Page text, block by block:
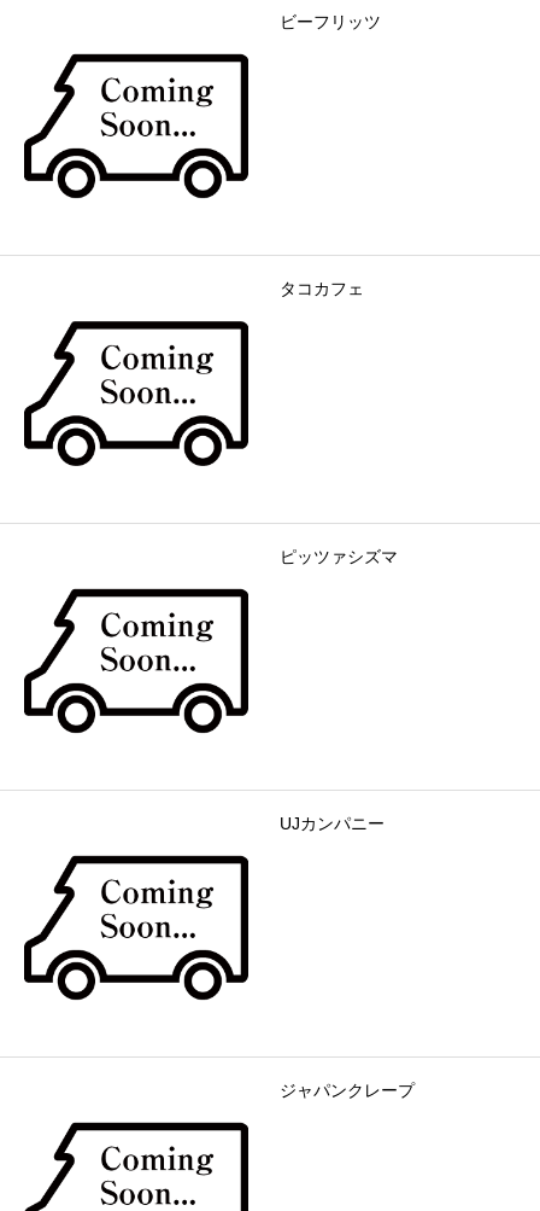
ビーフリッツ
タコカフェ
ピッツァシズマ
UJカンパニー
ジャパンクレープ